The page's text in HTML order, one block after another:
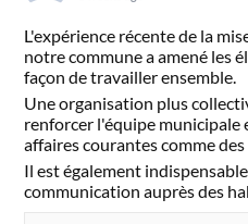
L'expérience récente de la
notre commune a amené les
façon de travailler ensemble.
Une organisation plus
renforcer l'équipe municipale
affaires courantes comme
Il est également
communication auprès des